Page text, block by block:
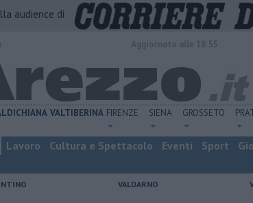
audience di
VALTIBERINA FIRENZE SIENA GROSSETO
Lavoro Cultura e Spettacolo Eventi Sport
VALDARNO